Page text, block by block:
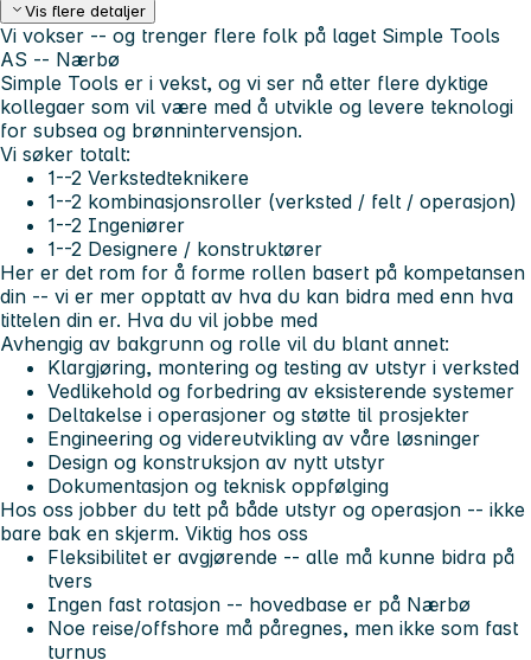
Vis flere detaljer
Vi vokser -- og trenger flere folk på laget Simple Tools
AS -- Nærbø
Simple Tools er i vekst, og vi ser nå etter flere dyktige
kollegaer som vil være med å utvikle og levere teknologi
for subsea og brønnintervensjon.
Vi søker totalt:
1--2 Verkstedteknikere
1--2 kombinasjonsroller (verksted / felt / operasjon)
1--2 Ingeniører
1--2 Designere / konstruktører
Her er det rom for å forme rollen basert på kompetansen
din -- vi er mer opptatt av hva du kan bidra med enn hva
tittelen din er. Hva du vil jobbe med
Avhengig av bakgrunn og rolle vil du blant annet:
Klargjøring, montering og testing av utstyr i verksted
Vedlikehold og forbedring av eksisterende systemer
Deltakelse i operasjoner og støtte til prosjekter
Engineering og videreutvikling av våre løsninger
Design og konstruksjon av nytt utstyr
Dokumentasjon og teknisk oppfølging
Hos oss jobber du tett på både utstyr og operasjon -- ikke
bare bak en skjerm. Viktig hos oss
Fleksibilitet er avgjørende -- alle må kunne bidra på
tvers
Ingen fast rotasjon -- hovedbase er på Nærbø
Noe reise/offshore må påregnes, men ikke som fast
turnus